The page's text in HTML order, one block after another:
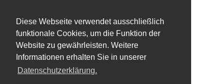
Diese Webseite verwendet ausschließlich
funktionale Cookies, um die Funktion der
Website zu gewährleisten. Weitere
Informationen erhalten Sie in unserer
Datenschutzerklärung.